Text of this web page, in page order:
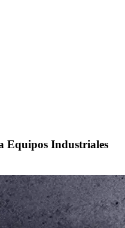
Equipos Industriales